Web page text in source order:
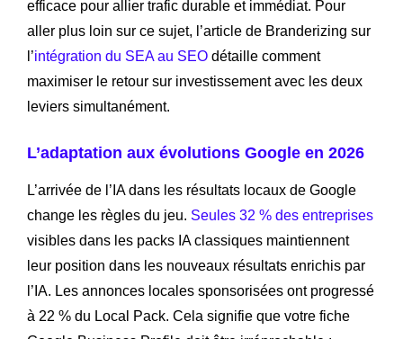
efficace pour allier trafic durable et immédiat. Pour
aller plus loin sur ce sujet, l’article de Branderizing sur
l’intégration du SEA au SEO détaille comment
maximiser le retour sur investissement avec les deux
leviers simultanément.
L’adaptation aux évolutions Google en 2026
L’arrivée de l’IA dans les résultats locaux de Google
change les règles du jeu. Seules 32 % des entreprises
visibles dans les packs IA classiques maintiennent
leur position dans les nouveaux résultats enrichis par
l’IA. Les annonces locales sponsorisées ont progressé
à 22 % du Local Pack. Cela signifie que votre fiche